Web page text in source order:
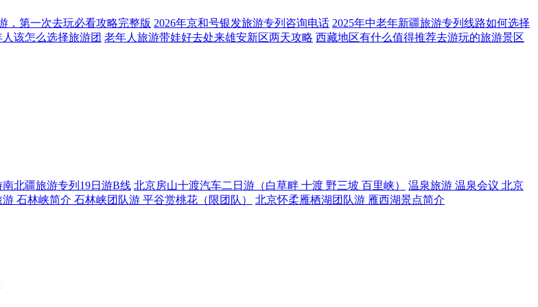
，第一次去玩必看攻略完整版 2026年京和号银发旅游专列咨询电话 2025年中老年新疆旅游专列线路如何选择
该怎么选择旅游团 老年人旅游带娃好去处来雄安新区两天攻略 西藏地区有什么值得推荐去游玩的旅游景区
北疆旅游专列19日游B线 北京房山十渡汽车二日游（白草畔 十渡 野三坡 百里峡）
温泉旅游 温泉会议 北京
石林峡简介 石林峡团队游 平谷赏桃花（限团队） 北京怀柔雁栖湖团队游 雁西湖景点简介